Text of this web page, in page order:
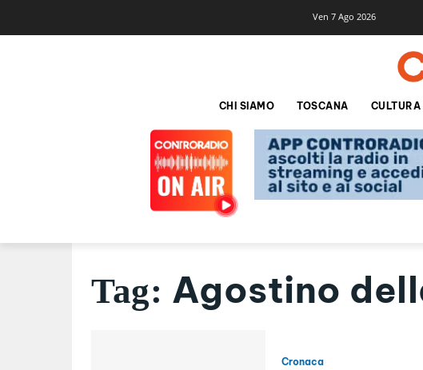
Ven 7 Ago 2026
CHI SIAMO TOSCANA
Tag: Agostino
Cronaca